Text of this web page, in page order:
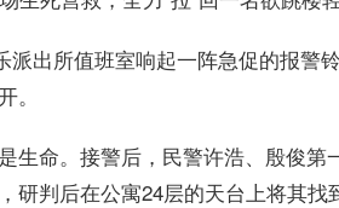
派出所值班室响起一阵急促的报警
。
生命。接警后，民警许浩、殷俊
研判后在公寓24层的天台上将其